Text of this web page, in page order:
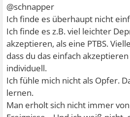
@schnapper
Ich finde es überhaupt nicht
Ich finde es z.B. viel leichter
akzeptieren, als eine PTBS.
dass du das einfach
individuell.
Ich fühle mich nicht als Opfer.
lernen.
Man erholt sich nicht immer